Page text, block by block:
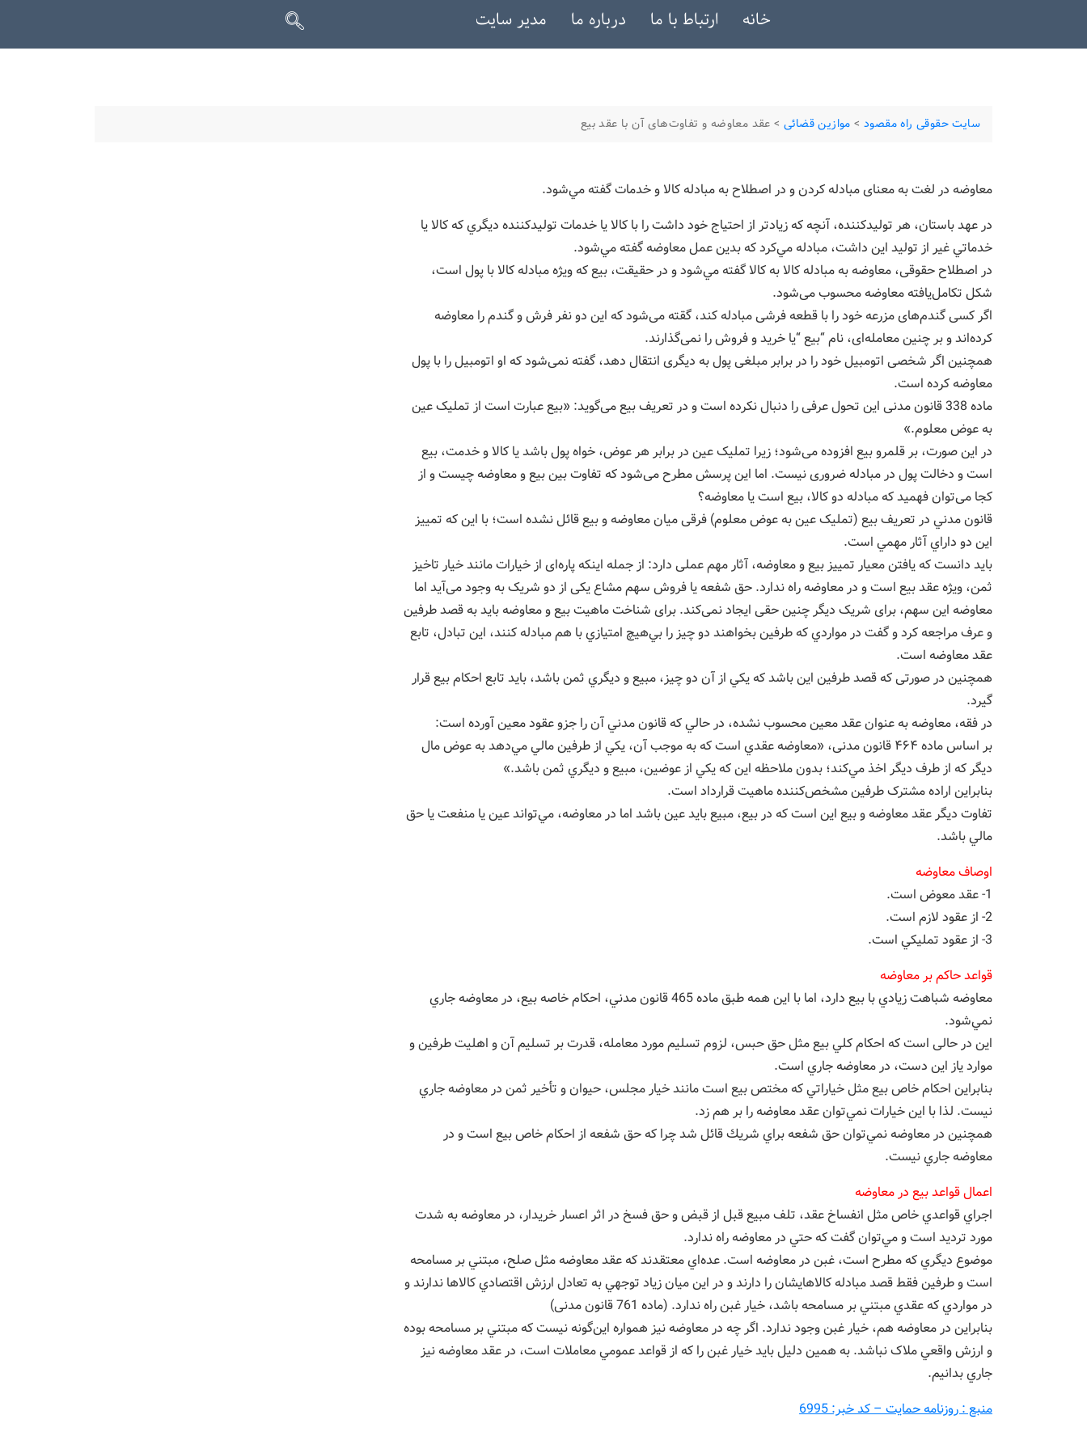
خانه ارتباط با ما درباره ما مدیر سایت
سایت حقوقی راه مقصود > موازین قضائی > عقد معاوضه و تفاوت‌های آن با عقد بیع
معاوضه در لغت به معنای مبادله كردن و در اصطلاح به مبادله كالا و خدمات گفته مي‌شود.
در عهد باستان، هر تولیدكننده، آنچه كه زيادتر از احتياج خود داشت را با كالا يا خدمات توليدكننده ديگري كه كالا يا
خدماتي غير از توليد اين داشت، مبادله مي‌كرد که بدين عمل معاوضه گفته مي‌شود.
در اصطلاح حقوقی، معاوضه به مبادله كالا به كالا گفته مي‌شود و در حقیقت، بيع كه ويژه مبادله كالا با پول است،
شکل تكامل‌یافته معاوضه محسوب می‌شود.
اگر کسی گندم‌های مزرعه خود را با قطعه فرشی مبادله کند، گقته می‌شود که این دو نفر فرش و گندم را معاوضه
کرده‌اند و بر چنین معامله‌ای، نام “بیع “یا خرید و فروش را نمی‌گذارند.
همچنین اگر شخصی اتومبیل خود را در برابر مبلغی پول به دیگری انتقال دهد، گفته نمی‌شود که او اتومبیل را با پول
معاوضه کرده است.
ماده 338 قانون مدنی این تحول عرفی را دنبال نکرده است و در تعریف بیع می‌گوید: «بیع عبارت است از تملیک عین
به عوض معلوم.»
در این صورت، بر قلمرو بیع افزوده می‌شود؛ زیرا تملیک عین در برابر هر عوض، خواه پول باشد یا کالا و خدمت، بیع
است و دخالت پول در مبادله ضروری نیست. اما این پرسش مطرح می‌شود که تفاوت بین بیع و معاوضه چیست و از
کجا می‌توان فهمید که مبادله دو کالا، بیع است یا معاوضه؟
قانون مدني در تعريف بيع (تمليک عين به عوض معلوم) فرقی میان معاوضه و بيع قائل نشده است؛ با اين‌ كه تمیيز
اين دو داراي آثار مهمي است.
باید دانست که یافتن معیار تمییز بیع و معاوضه، آثار مهم عملی دارد: از جمله اینکه پاره‌ای از خیارات مانند خیار تاخیز
ثمن، ویژه عقد بیع است و در معاوضه راه ندارد. حق شفعه یا فروش سهم مشاع یکی از دو شریک به وجود می‌آید اما
معاوضه این سهم، برای شریک دیگر چنین حقی ایجاد نمی‌کند. برای شناخت ماهیت بیع و معاوضه بايد به قصد طرفين
و عرف مراجعه كرد و گفت در مواردي كه طرفين بخواهند دو چيز را بي‌هيچ امتيازي با هم مبادله كنند، اين تبادل، تابع
عقد معاوضه است.
همچنین در صورتی که قصد طرفین اين باشد كه يكي از آن دو چيز، مبيع و ديگري ثمن باشد، بايد تابع احكام بيع قرار
گیرد.
در فقه، معاوضه به عنوان عقد معين محسوب نشده، در حالي كه قانون مدني آن را جزو عقود معين آورده است:
بر اساس ماده ۴۶۴ قانون مدنی، «معاوضه عقدي است كه به موجب آن، يكي از طرفين مالي مي‌دهد به عوض مال
ديگر كه از طرف ديگر اخذ مي‌كند؛ بدون ملاحظه اين‌ كه يكي از عوضين، مبيع و ديگري ثمن باشد.»
بنابراین اراده مشترک طرفين مشخص‌كننده ماهيت قرارداد است.
تفاوت ديگر عقد معاوضه و بيع اين است كه در بيع، مبيع بايد عين باشد اما در معاوضه، مي‌تواند عين يا منفعت يا حق
مالي باشد.
اوصاف معاوضه
1- عقد معوض است.
2- از عقود لازم است.
3- از عقود تمليكي است.
قواعد حاكم بر معاوضه
معاوضه شباهت زيادي با بيع دارد، اما با اين همه طبق ماده 465 قانون مدني، احكام خاصه بيع، در معاوضه جاري
نمي‌شود.
این در حالی است که احكام كلي بيع مثل حق حبس، لزوم تسليم مورد معامله، قدرت بر تسليم آن و اهليت طرفين و
موارد یاز این دست، در معاوضه جاري است.
بنابراین احكام خاص بيع مثل خياراتي كه مختص بيع است مانند خيار مجلس، حيوان و تأخير ثمن در معاوضه جاري
نيست. لذا با اين خيارات نمي‌توان عقد معاوضه را بر هم زد.
همچنين در معاوضه نمي‌توان حق شفعه براي شريك قائل شد چرا كه حق شفعه از احكام خاص بيع است و در
معاوضه جاري نيست.
اعمال قواعد بيع در معاوضه
اجراي قواعدي خاص مثل انفساخ عقد، تلف مبيع قبل از قبض و حق فسخ در اثر اعسار خريدار، در معاوضه به شدت
مورد ترديد است و مي‌توان گفت كه حتي در معاوضه راه ندارد.
موضوع ديگري كه مطرح است، غبن در معاوضه است. عده‌اي معتقدند كه عقد معاوضه مثل صلح، مبتني بر مسامحه
است و طرفين فقط قصد مبادله كالاهايشان را دارند و در اين ميان زياد توجهي به تعادل ارزش اقتصادي كالاها ندارند و
در مواردي كه عقدي مبتني بر مسامحه باشد، خيار غبن راه ندارد. (ماده 761 قانون مدنی)‌
بنابراین در معاوضه هم، خيار غبن وجود ندارد. اگر چه در معاوضه نیز همواره اين‌گونه نيست كه مبتني بر مسامحه بوده
و ارزش واقعي ملاک نباشد. به همین دلیل بايد خيار غبن را كه از قواعد عمومي معاملات است، در عقد معاوضه نیز
جاري بدانيم.
منبع : روزنامه حمایت – کد خبر: 6995